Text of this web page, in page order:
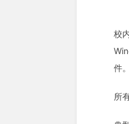
校
件
所